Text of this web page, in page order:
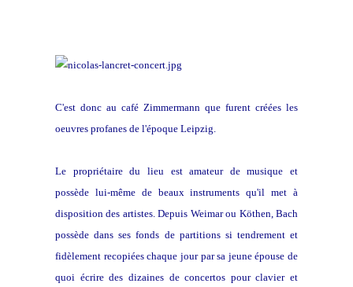
C'est donc au café Zimmermann que furent créées les
oeuvres profanes de l'époque Leipzig.
Le propriétaire du lieu est amateur de musique et
possède lui-même de beaux instruments qu'il met à
disposition des artistes. Depuis Weimar ou Köthen, Bach
possède dans ses fonds de partitions si tendrement et
fidèlement recopiées chaque jour par sa jeune épouse de
quoi écrire des dizaines de concertos pour clavier et